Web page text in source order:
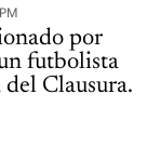
por
futbolista
Clausura.